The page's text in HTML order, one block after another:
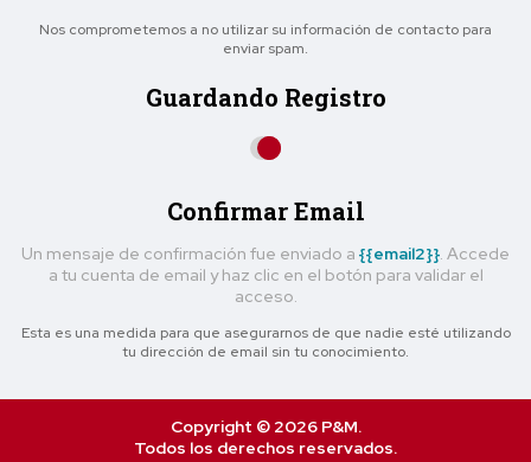
Nos comprometemos a no utilizar su información de contacto para
enviar spam.
Guardando Registro
Confirmar Email
Un mensaje de confirmación fue enviado a {{email2}} . Accede
a tu cuenta de email y haz clic en el botón para validar el
acceso.
Esta es una medida para que asegurarnos de que nadie esté utilizando
tu dirección de email sin tu conocimiento.
Copyright © 2026 P&M.
Todos los derechos reservados.